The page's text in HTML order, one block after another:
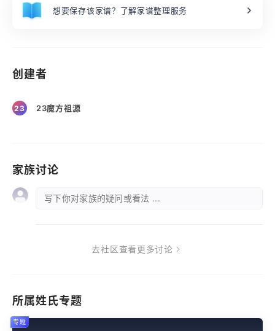
想要保存该家谱？了解家谱整理服务
创建者
23 23魔方祖源
家族讨论
写下你对家族的疑问或看法 ...
去社区查看更多讨论
所属姓氏专题
专题